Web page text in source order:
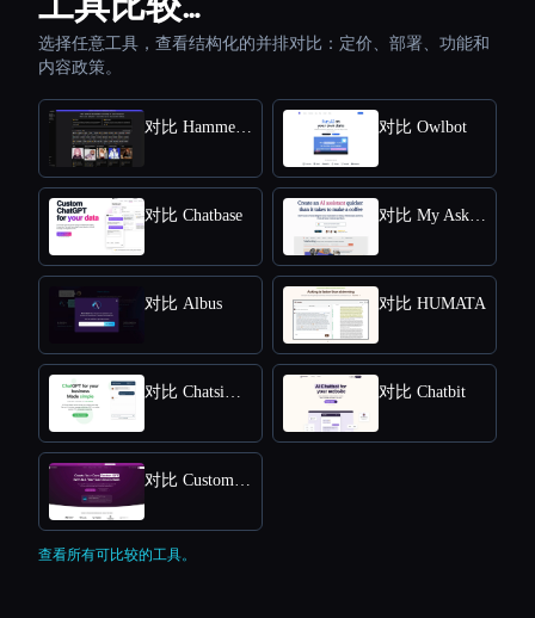
选择任意工具，查看结构化的并排对比：定价、部署、功能和
内容政策。
对比 HammerAI 对比 Owlbot
对比 Chatbase 对比 My AskAI
对比 Albus 对比 HUMATA
对比 Chatsimple 对比 Chatbit
对比 CustomGPT
查看所有可比较的工具。